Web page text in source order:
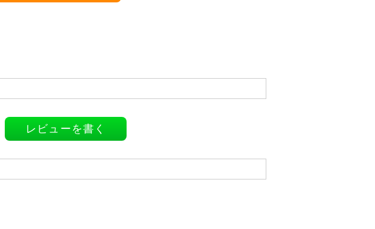
レビューを書く